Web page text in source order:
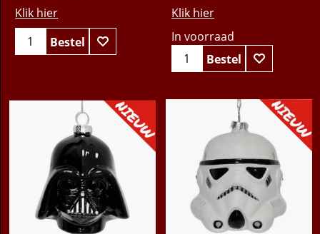
Klik hier
Bestel
Klik hier
In voorraad
Bestel